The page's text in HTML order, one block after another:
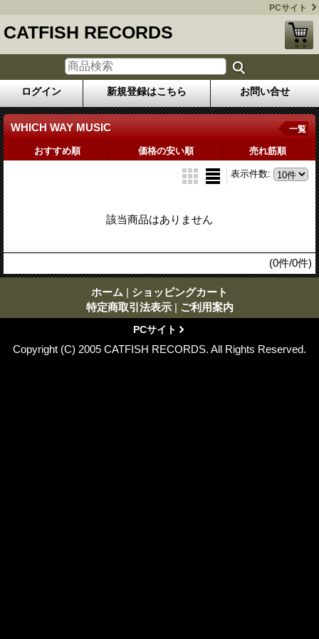
PCサイト
CATFISH RECORDS
ログイン 新規登録はこちら お問い合せ
WHICH WAY MUSIC 一覧
おすすめ順 価格の安い順 売れ筋順
表示件数:
該当商品はありません
(0件/0件)
ホーム | ショッピングカート
特定商取引法表示 | ご利用案内
PCサイト
Copyright (C) 2005 CATFISH RECORDS. All Rights Reserved.